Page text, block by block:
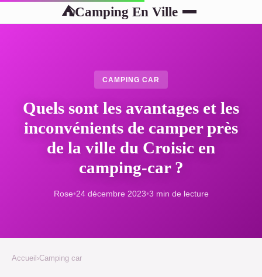
⛺Camping En Ville
CAMPING CAR
Quels sont les avantages et les
inconvénients de camper près
de la ville du Croisic en
camping-car ?
Rose•24 décembre 2023•3 min de lecture
Accueil ›Camping car